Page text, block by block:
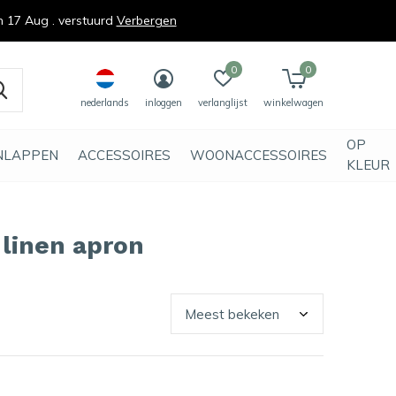
ACCESSOIRES WOONACCESSOIRES
OP
KLEUR
nederlands inloggen verlanglijst
0
winkelwagen
0
apron
Aug . verstuurd Verbergen